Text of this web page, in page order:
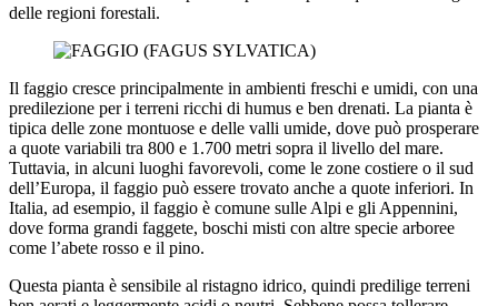
delle regioni forestali.
Il faggio cresce principalmente in ambienti freschi e umidi, con una
predilezione per i terreni ricchi di humus e ben drenati. La pianta è
tipica delle zone montuose e delle valli umide, dove può prosperare
a quote variabili tra 800 e 1.700 metri sopra il livello del mare.
Tuttavia, in alcuni luoghi favorevoli, come le zone costiere o il sud
dell’Europa, il faggio può essere trovato anche a quote inferiori. In
Italia, ad esempio, il faggio è comune sulle Alpi e gli Appennini,
dove forma grandi faggete, boschi misti con altre specie arboree
come l’abete rosso e il pino.
Questa pianta è sensibile al ristagno idrico, quindi predilige terreni